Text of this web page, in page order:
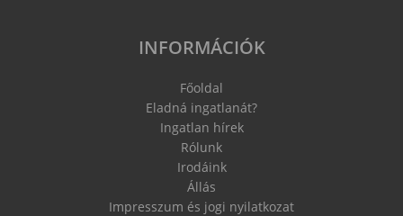
INFORMÁCIÓK
Főoldal
Eladná ingatlanát?
Ingatlan hírek
Rólunk
Irodáink
Állás
Impresszum és jogi nyilatkozat